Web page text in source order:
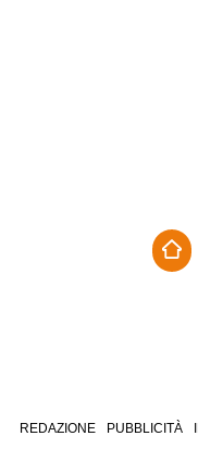
REDAZIONE PUBBLICITÀ